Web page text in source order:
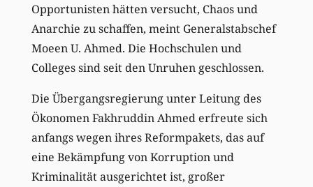
Opportunisten hätten versucht, Chaos und
Anarchie zu schaffen, meint Generalstabschef
Moeen U. Ahmed. Die Hochschulen und
Colleges sind seit den Unruhen geschlossen.
Die Übergangsregierung unter Leitung des
Ökonomen Fakhruddin Ahmed erfreute sich
anfangs wegen ihres Reformpakets, das auf
eine Bekämpfung von Korruption und
Kriminalität ausgerichtet ist, großer